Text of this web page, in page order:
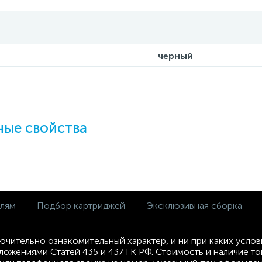
черный
свойства
Подбор картриджей Эксклюзивная сборка
ознакомительный характер, и ни при каких
Статей 435 и 437 ГК РФ. Стоимость и наличие